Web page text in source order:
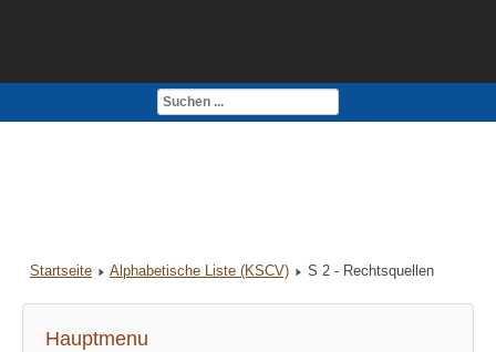
Impressum
Startseite Alphabetische Liste (KSCV) S 2 - Rechtsquellen
Hauptmenu